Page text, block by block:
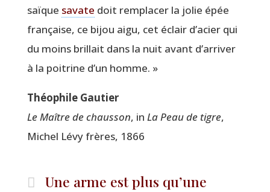
saïque savate doit rem­pla­cer la jolie épée
fran­çaise, ce bijou aigu, cet éclair d’acier qui
du moins brillait dans la nuit avant d’arriver
à la poi­trine d’un homme. »
Théo­phile Gautier
Le Maître de chaus­son, in La Peau de tigre,
Michel Lévy frères, 1866
Une arme est plus qu’une